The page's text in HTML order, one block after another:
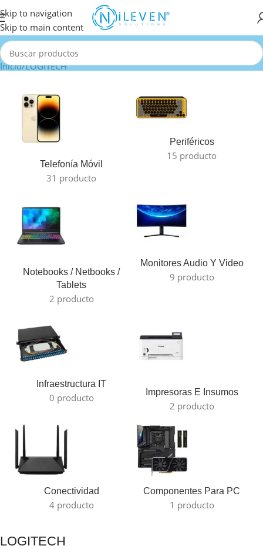
Skip to navigation
Skip to main content
Inicio LOGITECH
Telefonía Móvil
31 producto
Periféricos
15 producto
Notebooks / Netbooks /
Tablets
2 producto
Monitores Audio Y Video
9 producto
Infraestructura IT
0 producto Impresoras E Insumos
2 producto
Conectividad
4 producto
Componentes Para PC
1 producto
LOGITECH